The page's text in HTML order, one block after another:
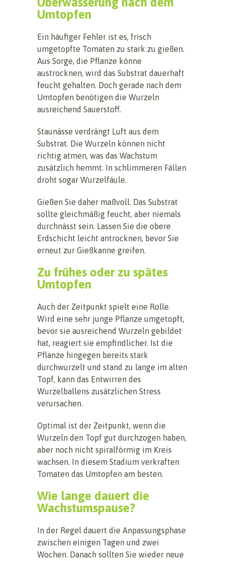
Umtopfen
Ein häufiger Fehler ist es, frisch
umgetopfte Tomaten zu stark zu gießen.
Aus Sorge, die Pflanze könne
austrocknen, wird das Substrat dauerhaft
feucht gehalten. Doch gerade nach dem
Umtopfen benötigen die Wurzeln
ausreichend Sauerstoff.
Staunässe verdrängt Luft aus dem
Substrat. Die Wurzeln können nicht
richtig atmen, was das Wachstum
zusätzlich hemmt. In schlimmeren Fällen
droht sogar Wurzelfäule.
Gießen Sie daher maßvoll. Das Substrat
sollte gleichmäßig feucht, aber niemals
durchnässt sein. Lassen Sie die obere
Erdschicht leicht antrocknen, bevor Sie
erneut zur Gießkanne greifen.
Zu frühes oder zu spätes
Umtopfen
Auch der Zeitpunkt spielt eine Rolle.
Wird eine sehr junge Pflanze umgetopft,
bevor sie ausreichend Wurzeln gebildet
hat, reagiert sie empfindlicher. Ist die
Pflanze hingegen bereits stark
durchwurzelt und stand zu lange im alten
Topf, kann das Entwirren des
Wurzelballens zusätzlichen Stress
verursachen.
Optimal ist der Zeitpunkt, wenn die
Wurzeln den Topf gut durchzogen haben,
aber noch nicht spiralförmig im Kreis
wachsen. In diesem Stadium verkraften
Tomaten das Umtopfen am besten.
Wie lange dauert die
Wachstumspause?
In der Regel dauert die Anpassungsphase
zwischen einigen Tagen und zwei
Wochen. Danach sollten Sie wieder neue